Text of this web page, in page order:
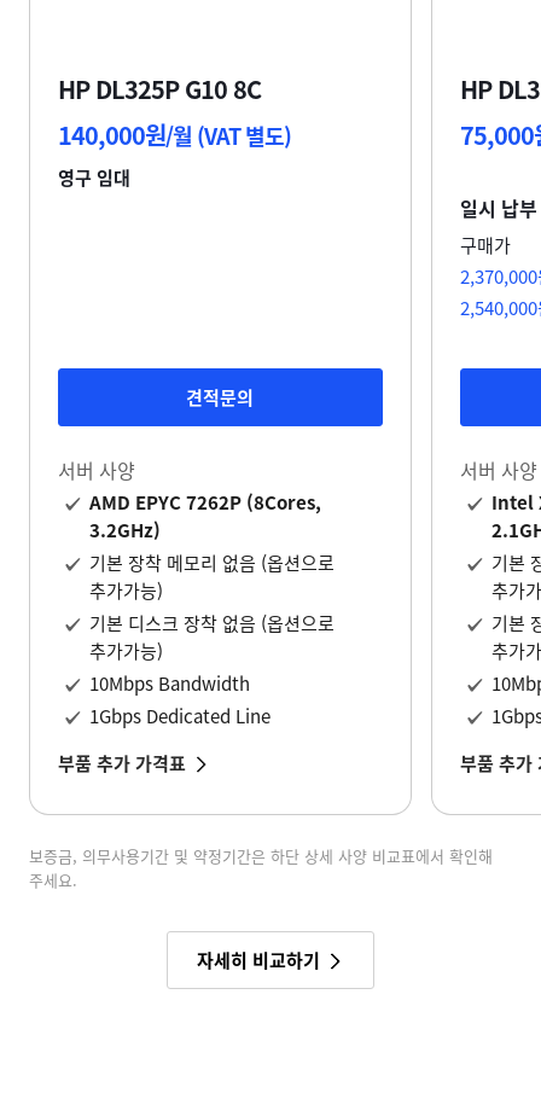
HP DL325P G10 8C
140,000원/월 (VAT 별도)
영구 임대
견적문의
서버 사양
AMD EPYC 7262P (8Cores,
3.2GHz)
기본 장착 메모리 없음 (옵션으로
추가가능)
기본 디스크 장착 없음 (옵션으로
추가가능)
10Mbps Bandwidth
1Gbps Dedicated Line
부품 추가 가격표
HP
75,000
일시 납부
구매가
서버 사양
Intel
기본
추가
기본
추가
부품 추가
보증금, 의무사용기간 및 약정기간은 하단 상세 사양 비교표에서 확인해
주세요.
자세히 비교하기